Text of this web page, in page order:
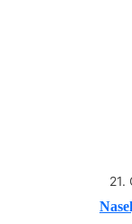
dobijanje
21.